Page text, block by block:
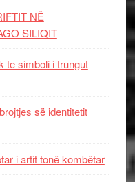
NË
SILIQIT
te simboli i trungut
së identitetit
i artit tonë kombëtar